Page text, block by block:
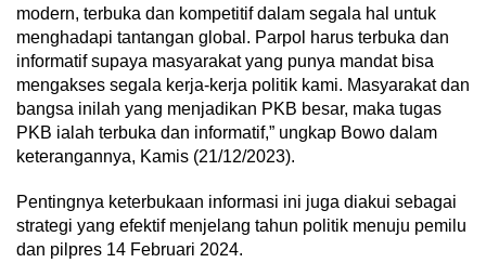
modern, terbuka dan kompetitif dalam segala hal untuk
menghadapi tantangan global. Parpol harus terbuka dan
informatif supaya masyarakat yang punya mandat bisa
mengakses segala kerja-kerja politik kami. Masyarakat dan
bangsa inilah yang menjadikan PKB besar, maka tugas
PKB ialah terbuka dan informatif,” ungkap Bowo dalam
keterangannya, Kamis (21/12/2023).
Pentingnya keterbukaan informasi ini juga diakui sebagai
strategi yang efektif menjelang tahun politik menuju pemilu
dan pilpres 14 Februari 2024.